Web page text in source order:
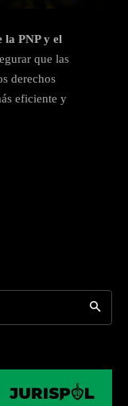
la PNP y el
que las
derechos
eficiente y